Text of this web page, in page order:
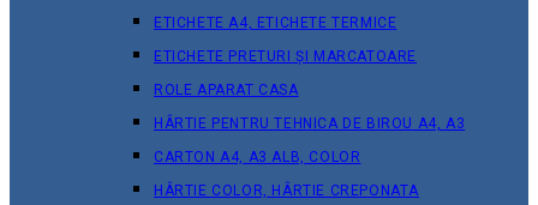
ETICHETE A4, ETICHETE TERMICE
ETICHETE PRETURI ȘI MARCATOARE
ROLE APARAT CASA
HÂRTIE PENTRU TEHNICA DE BIROU A4, A3
CARTON A4, A3 ALB, COLOR
HÂRTIE COLOR, HÂRTIE CREPONATA